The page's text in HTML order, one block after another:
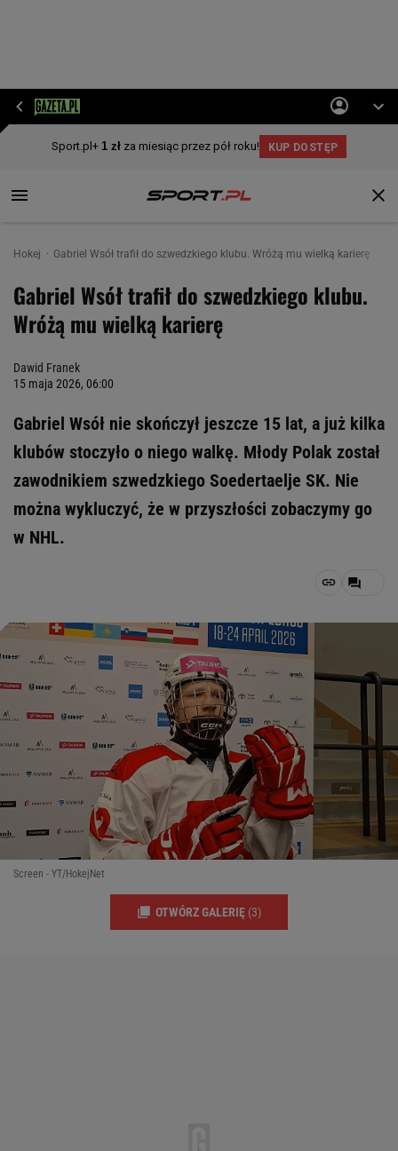
Hokej Gabriel Wsół trafił do szwedzkiego klubu. Wróżą mu wielką karierę
Gabriel Wsół trafił do szwedzkiego klubu.
Wróżą mu wielką karierę
Dawid Franek
15 maja 2026, 06:00
Gabriel Wsół nie skończył jeszcze 15 lat, a już kilka
klubów stoczyło o niego walkę. Młody Polak został
zawodnikiem szwedzkiego Soedertaelje SK. Nie
można wykluczyć, że w przyszłości zobaczymy go
w NHL.
Screen - YT/HokejNet
OTWÓRZ GALERIĘ (3)